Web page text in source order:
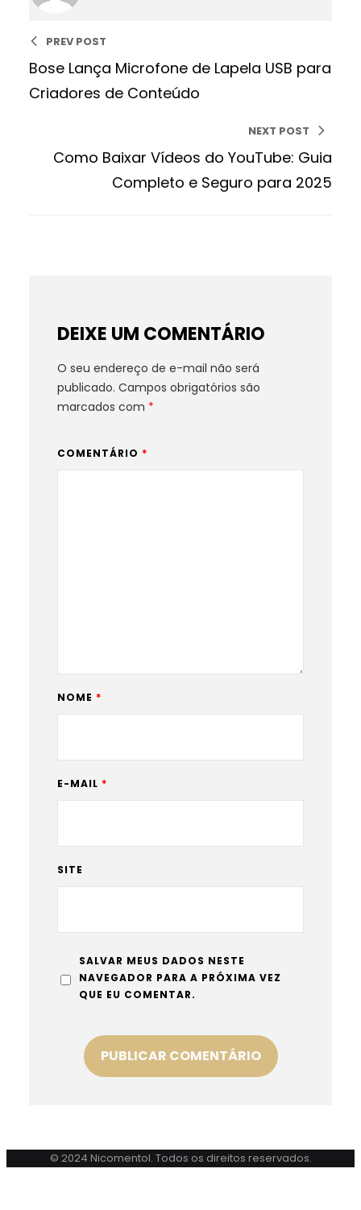
PREV POST
Bose Lança Microfone de Lapela USB para
Criadores de Conteúdo
NEXT POST
Como Baixar Vídeos do YouTube: Guia
Completo e Seguro para 2025
DEIXE UM COMENTÁRIO
O seu endereço de e-mail não será
publicado. Campos obrigatórios são
marcados com *
COMENTÁRIO *
NOME *
E-MAIL *
SITE
SALVAR MEUS DADOS NESTE
NAVEGADOR PARA A PRÓXIMA VEZ
QUE EU COMENTAR.
© 2024 Nicomentol. Todos os direitos reservados.